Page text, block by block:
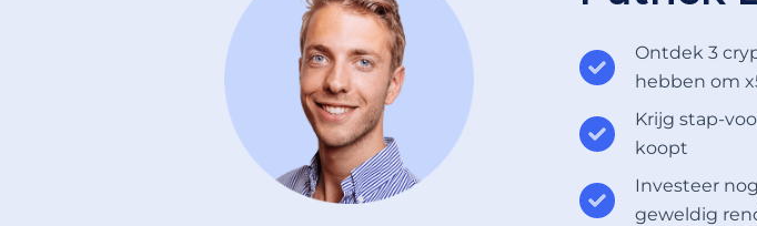
Ontdek 3
hebben om
Krijg stap-
koopt
Investeer
geweldig